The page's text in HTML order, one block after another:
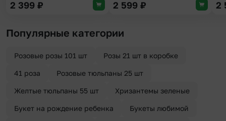
2 399 ₽ 2 599 ₽ 2
Популярные категории
Розовые розы 101 шт Розы 21 шт в коробке
41 роза Розовые тюльпаны 25 шт
Желтые тюльпаны 55 шт Хризантемы зеленые
Букет на рождение ребенка Букеты любимой